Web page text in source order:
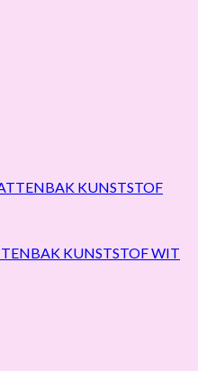
KUNSTSTOF WIT